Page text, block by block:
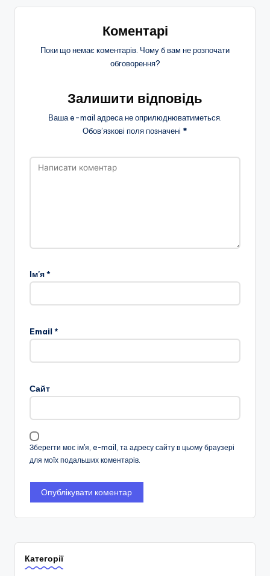
Коментарі
Поки що немає коментарів. Чому б вам не розпочати
обговорення?
Залишити відповідь
Ваша e-mail адреса не оприлюднюватиметься.
Обов’язкові поля позначені *
Ім'я*
Email *
Сайт
Зберегти моє ім'я, e-mail, та адресу сайту в цьому браузері
для моїх подальших коментарів.
Категорії